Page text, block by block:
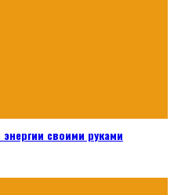
своими руками